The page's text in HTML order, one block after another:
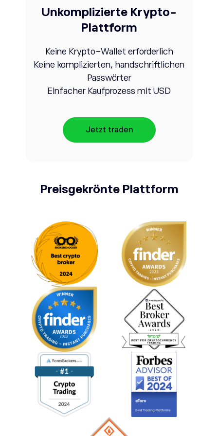
Unkomplizierte Krypto-
Plattform
Keine Krypto-Wallet erforderlich
Keine komplizierten, handschriftlichen
Passwörter
Einfacher Kaufprozess mit USD
Jetzt traden
Preisgekrönte Plattform